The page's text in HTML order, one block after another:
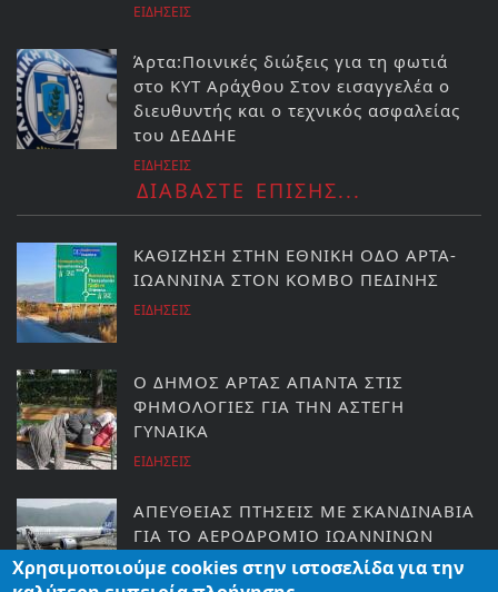
ΕΙΔΗΣΕΙΣ
Άρτα:Ποινικές διώξεις για τη φωτιά
στο ΚΥΤ Αράχθου Στον εισαγγελέα ο
διευθυντής και ο τεχνικός ασφαλείας
του ΔΕΔΔΗΕ
ΕΙΔΗΣΕΙΣ
ΔΙΑΒΑΣΤΕ ΕΠΙΣΗΣ...
ΚΑΘΙΖΗΣΗ ΣΤΗΝ ΕΘΝΙΚΗ ΟΔΟ ΑΡΤΑ-
ΙΩΑΝΝΙΝΑ ΣΤΟΝ ΚΟΜΒΟ ΠΕΔΙΝΗΣ
ΕΙΔΗΣΕΙΣ
Ο ΔΗΜΟΣ ΑΡΤΑΣ ΑΠΑΝΤΑ ΣΤΙΣ
ΦΗΜΟΛΟΓΙΕΣ ΓΙΑ ΤΗΝ ΑΣΤΕΓΗ
ΓΥΝΑΙΚΑ
ΕΙΔΗΣΕΙΣ
ΑΠΕΥΘΕΙΑΣ ΠΤΗΣΕΙΣ ΜΕ ΣΚΑΝΔΙΝΑΒΙΑ
ΓΙΑ ΤΟ ΑΕΡΟΔΡΟΜΙΟ ΙΩΑΝΝΙΝΩΝ
ΗΠΕΙΡΟΣ
Χρησιμοποιούμε cookies στην ιστοσελίδα για την